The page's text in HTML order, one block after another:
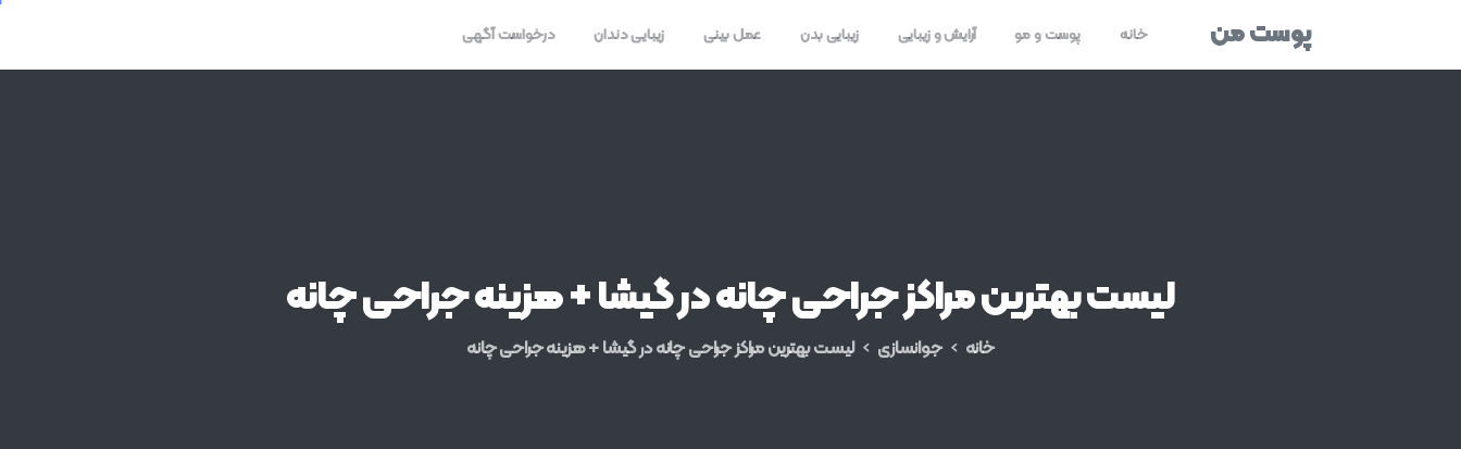
پوست من خانه پوست و مو آرایش و زیبایی زیبایی بدن عمل بینی زیبایی دندان درخواست آگهی
لیستبهترینمراکزجراحیچانهدرگیشا+هزینهجراحیچانه
خانه جوانسازی لیست بهترین مراکز جراحی چانه در گیشا + هزینه جراحی چانه